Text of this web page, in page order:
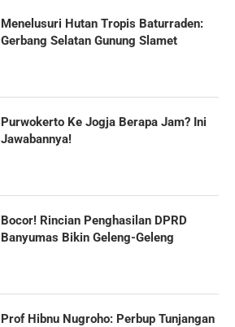
Menelusuri Hutan Tropis Baturraden:
Gerbang Selatan Gunung Slamet
Purwokerto Ke Jogja Berapa Jam? Ini
Jawabannya!
Bocor! Rincian Penghasilan DPRD
Banyumas Bikin Geleng-Geleng
Prof Hibnu Nugroho: Perbup Tunjangan